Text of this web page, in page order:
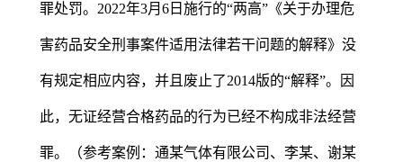
罪处罚。2022年3月6日施行的“两高”《关于办理危
害药品安全刑事案件适用法律若干问题的解释》没
有规定相应内容，并且废止了2014版的“解释”。因
此，无证经营合格药品的行为已经不构成非法经营
罪。（参考案例：通某气体有限公司、李某、谢某